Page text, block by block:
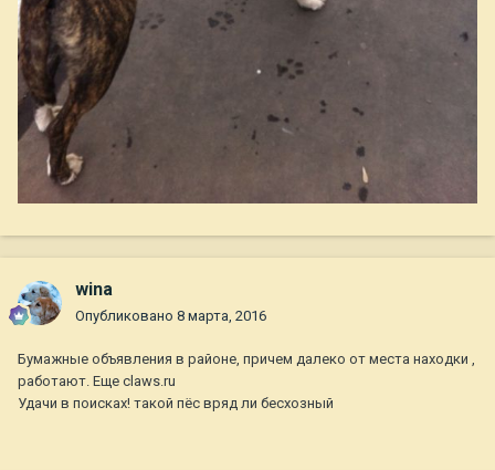
wina
Опубликовано 8 марта, 2016
Бумажные объявления в районе, причем далеко от места находки ,
работают. Еще claws.ru
Удачи в поисках! такой пёс вряд ли бесхозный